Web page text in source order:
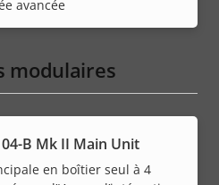
avancée
modulaires
B Mk II Main Unit
en boîtier seul à 4